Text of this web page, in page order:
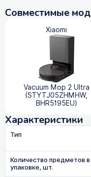
Совместимые
Xiaomi
Vacuum Mop 2 Ultra
(STYTJ05ZHMHW,
BHR5195EU)
Характеристики
Тип
Количество предметов в
упаковке, шт.